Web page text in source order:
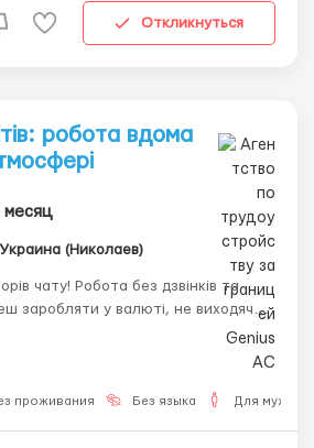
Откликнуться
робота вдома
Украина (Николаев)
чату! Робота без дзвінків та
заробляти у валюті, не виходячи з
просту та цікаву роботу —
або ПК (це
обов'язкова умова); ... проживания Без языка Для мужчин